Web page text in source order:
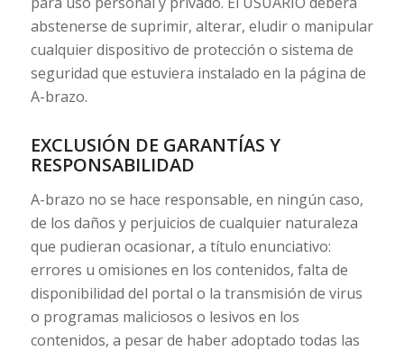
abstenerse de suprimir, alterar, eludir o manipular
cualquier dispositivo de protección o sistema de
seguridad que estuviera instalado en la página de
A-brazo.
EXCLUSIÓN DE GARANTÍAS Y
RESPONSABILIDAD
A-brazo no se hace responsable, en ningún caso,
de los daños y perjuicios de cualquier naturaleza
que pudieran ocasionar, a título enunciativo:
errores u omisiones en los contenidos, falta de
disponibilidad del portal o la transmisión de virus
o programas maliciosos o lesivos en los
contenidos, a pesar de haber adoptado todas las